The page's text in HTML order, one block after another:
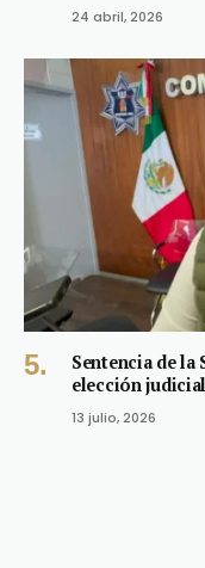
24 abril, 2026
Sentencia de la
elección
13 julio, 2026